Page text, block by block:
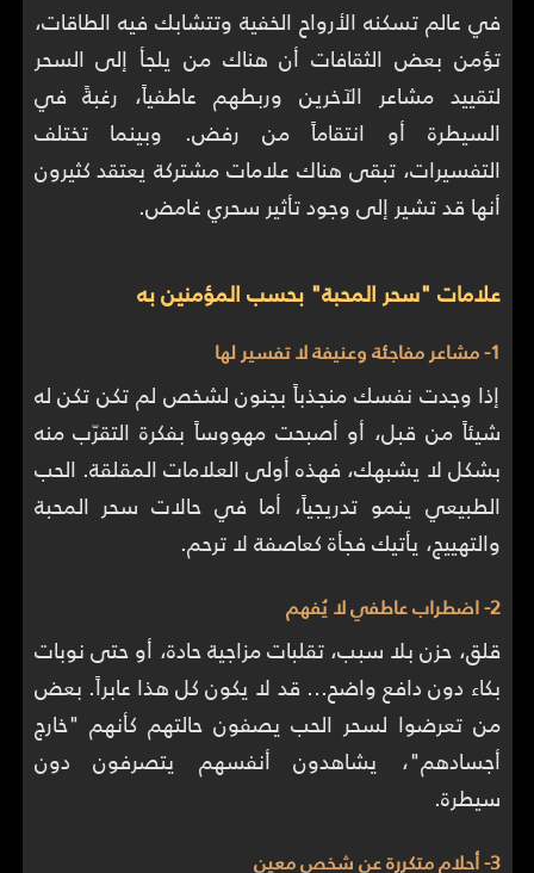
في عالم تسكنه الأرواح الخفية وتتشابك فيه الطاقات،
تؤمن بعض الثقافات أن هناك من يلجأ إلى السحر
لتقييد مشاعر الآخرين وربطهم عاطفياً، رغبةً في
السيطرة أو انتقاماً من رفض. وبينما تختلف
التفسيرات، تبقى هناك علامات مشتركة يعتقد كثيرون
أنها قد تشير إلى وجود تأثير سحري غامض.
علامات "سحر المحبة" بحسب المؤمنين به
1- مشاعر مفاجئة وعنيفة لا تفسير لها
إذا وجدت نفسك منجذباً بجنون لشخص لم تكن تكن له
شيئاً من قبل، أو أصبحت مهووساً بفكرة التقرّب منه
بشكل لا يشبهك، فهذه أولى العلامات المقلقة. الحب
الطبيعي ينمو تدريجياً، أما في حالات سحر المحبة
والتهييج، يأتيك فجأة كعاصفة لا ترحم.
2- اضطراب عاطفي لا يُفهم
قلق، حزن بلا سبب، تقلبات مزاجية حادة، أو حتى نوبات
بكاء دون دافع واضح… قد لا يكون كل هذا عابراً. بعض
من تعرضوا لسحر الحب يصفون حالتهم كأنهم "خارج
أجسادهم"، يشاهدون أنفسهم يتصرفون دون
سيطرة.
3- أحلام متكررة عن شخص معين